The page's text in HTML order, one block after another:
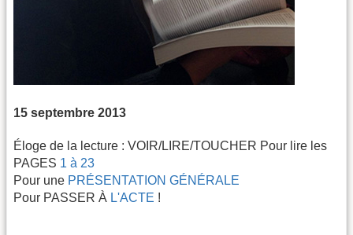
15 septembre 2013
Éloge de la lecture : VOIR/LIRE/TOUCHER Pour lire les
PAGES 1 à 23
Pour une PRÉSENTATION GÉNÉRALE
Pour PASSER À L'ACTE !